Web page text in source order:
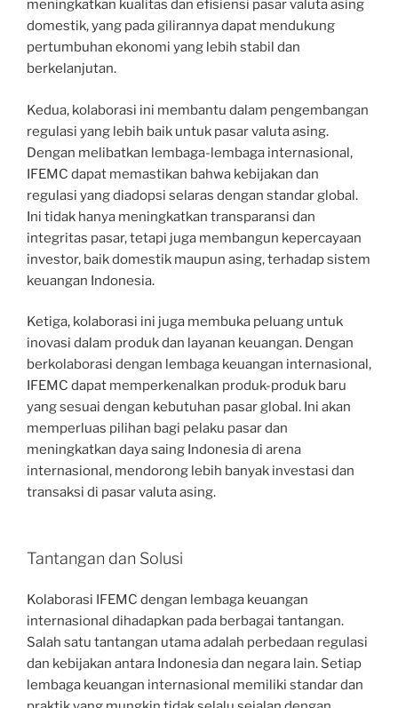
meningkatkan kualitas dan efisiensi pasar valuta asing
domestik, yang pada gilirannya dapat mendukung
pertumbuhan ekonomi yang lebih stabil dan
berkelanjutan.
Kedua, kolaborasi ini membantu dalam pengembangan
regulasi yang lebih baik untuk pasar valuta asing.
Dengan melibatkan lembaga-lembaga internasional,
IFEMC dapat memastikan bahwa kebijakan dan
regulasi yang diadopsi selaras dengan standar global.
Ini tidak hanya meningkatkan transparansi dan
integritas pasar, tetapi juga membangun kepercayaan
investor, baik domestik maupun asing, terhadap sistem
keuangan Indonesia.
Ketiga, kolaborasi ini juga membuka peluang untuk
inovasi dalam produk dan layanan keuangan. Dengan
berkolaborasi dengan lembaga keuangan internasional,
IFEMC dapat memperkenalkan produk-produk baru
yang sesuai dengan kebutuhan pasar global. Ini akan
memperluas pilihan bagi pelaku pasar dan
meningkatkan daya saing Indonesia di arena
internasional, mendorong lebih banyak investasi dan
transaksi di pasar valuta asing.
Tantangan dan Solusi
Kolaborasi IFEMC dengan lembaga keuangan
internasional dihadapkan pada berbagai tantangan.
Salah satu tantangan utama adalah perbedaan regulasi
dan kebijakan antara Indonesia dan negara lain. Setiap
lembaga keuangan internasional memiliki standar dan